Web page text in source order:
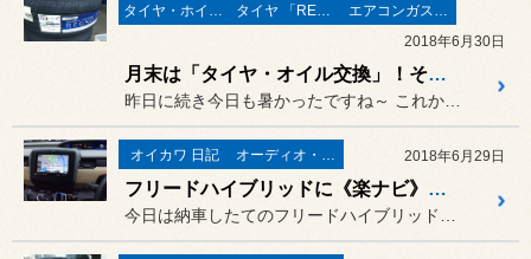
タイヤ・ホイール タイヤ 「REGNO」
エアコンガス・リフレッシュ
2018年6月30日
月末は「タイヤ・オイル交換」！そして「エアコン ガスリフレッシュ」！
オイカワ 日記 オーディオ・ナビ関連 2018年6月29日
フリードハイブリッドに《楽ナビ》の8型モニター取付けました。